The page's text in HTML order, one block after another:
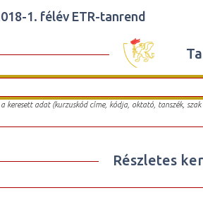
1. félév ETR-tanrend
keresett adat (kurzuskód címe, kódja, oktató, tanszék,
Részletes